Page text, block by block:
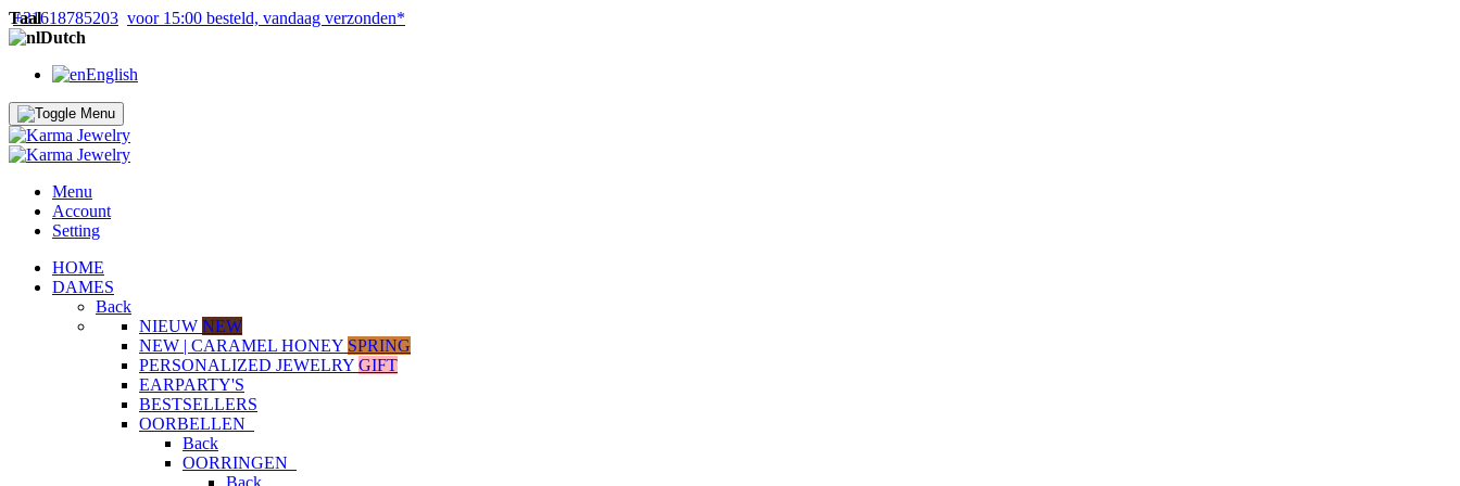
+31618785203 voor 15:00 besteld, vandaag verzonden*
Taal
Dutch
English
Menu
Account
Setting
HOME
DAMES
Back
NIEUW NEW
NEW | CARAMEL HONEY SPRING
PERSONALIZED JEWELRY GIFT
EARPARTY'S
BESTSELLERS
OORBELLEN
Back
OORRINGEN
Back